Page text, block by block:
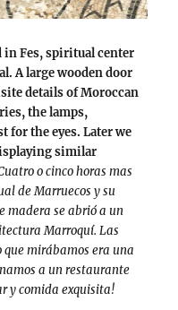
in Fes, spiritual center
A large wooden door
details of Moroccan
the lamps,
for the eyes. Later we
similar
o cinco horas mas
de Marruecos y su
madera se abrió a un
Marroquí. Las
mirábamos era una
a un restaurante
y comida exquisita!